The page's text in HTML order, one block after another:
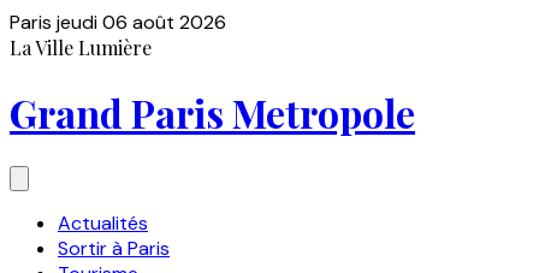
Paris jeudi 06 août 2026
La Ville Lumière
Grand Paris Metropole
Actualités
Sortir à Paris